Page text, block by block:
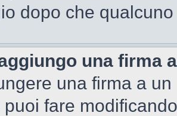
dopo che
una firma
una firma a
puoi fare